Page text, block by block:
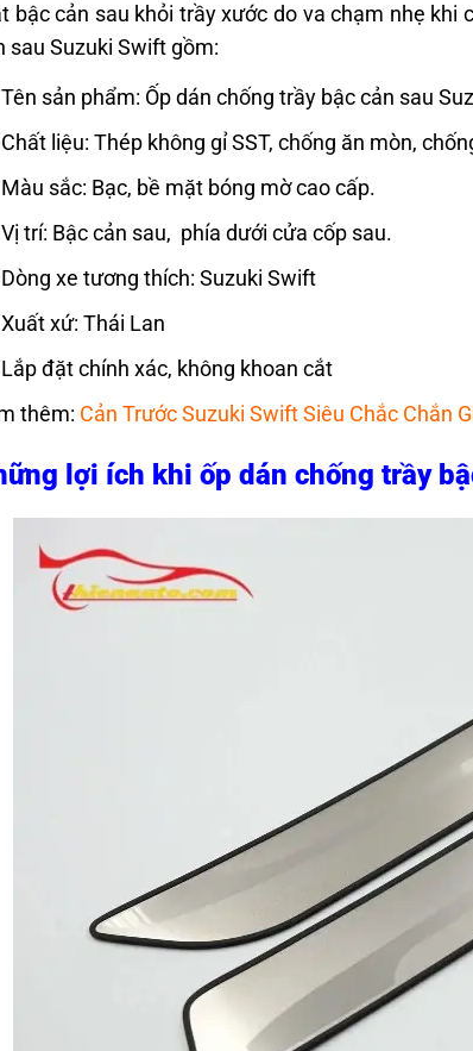
bậc cản sau khỏi trầy xước do va chạm nhẹ khi
sau Suzuki Swift gồm:
Tên sản phẩm: Ốp dán chống trầy bậc cản sau
Chất liệu: Thép không gỉ SST, chống ăn mòn,
Màu sắc: Bạc, bề mặt bóng mờ cao cấp.
Vị trí: Bậc cản sau, phía dưới cửa cốp sau.
Dòng xe tương thích: Suzuki Swift
Xuất xứ: Thái Lan
Lắp đặt chính xác, không khoan cắt
thêm: Cản Trước Suzuki Swift Siêu Chắc Chắn
lợi ích khi ốp dán chống trầy